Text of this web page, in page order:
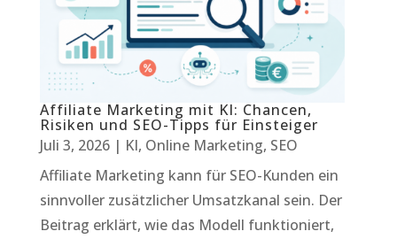
Affiliate Marketing mit KI: Chancen,
Risiken und SEO-Tipps für Einsteiger
Juli 3, 2026| KI, Online Marketing, SEO
Affiliate Marketing kann für SEO-Kunden ein
sinnvoller zusätzlicher Umsatzkanal sein. Der
Beitrag erklärt, wie das Modell funktioniert,